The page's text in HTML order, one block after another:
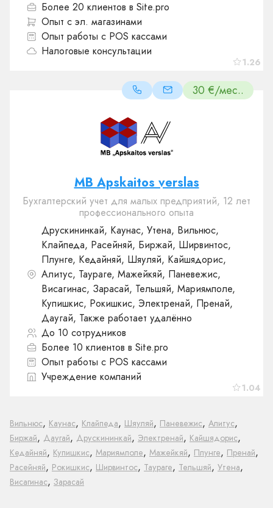
1.26
Более 20 клиентов в Site.pro
Опыт с эл. магазинами
Опыт работы с POS кассами
Налоговые консультации
30 €/мес..
1.04
MB Apskaitos verslas
Бухгалтерский учет для малых предприятий, 12 лет
профессионального опыта
Друскининкай, Каунас, Утена, Вильнюс,
Клайпеда, Расейняй, Биржай, Ширвинтос,
Плунге, Кедайняй, Шяуляй, Кайшядорис,
Алитус, Таураге, Мажейкяй, Паневежис,
Висагинас, Зарасай, Тельшяй, Мариямполе,
Купишкис, Рокишкис, Электренай, Пренай,
Даугай, Также работает удалённо
До 10 сотрудников
Более 10 клиентов в Site.pro
Опыт работы с POS кассами
Учреждение компаний
Вильнюс, Каунас, Клайпеда, Шяуляй, Паневежис, Алитус,
Биржай, Даугай, Друскининкай, Электренай, Кайшядорис,
Кедайняй, Купишкис, Мариямполе, Мажейкяй, Плунге, Пренай,
Расейняй, Рокишкис, Ширвинтос, Таураге, Тельшяй, Утена,
Висагинас, Зарасай